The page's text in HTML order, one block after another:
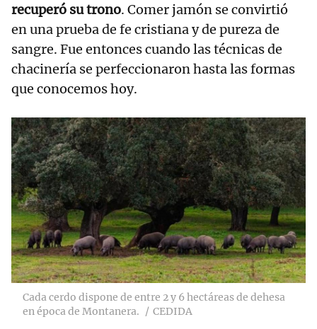
recuperó su trono. Comer jamón se convirtió
en una prueba de fe cristiana y de pureza de
sangre. Fue entonces cuando las técnicas de
chacinería se perfeccionaron hasta las formas
que conocemos hoy.
Cada cerdo dispone de entre 2 y 6 hectáreas de dehesa
en época de Montanera.
CEDIDA